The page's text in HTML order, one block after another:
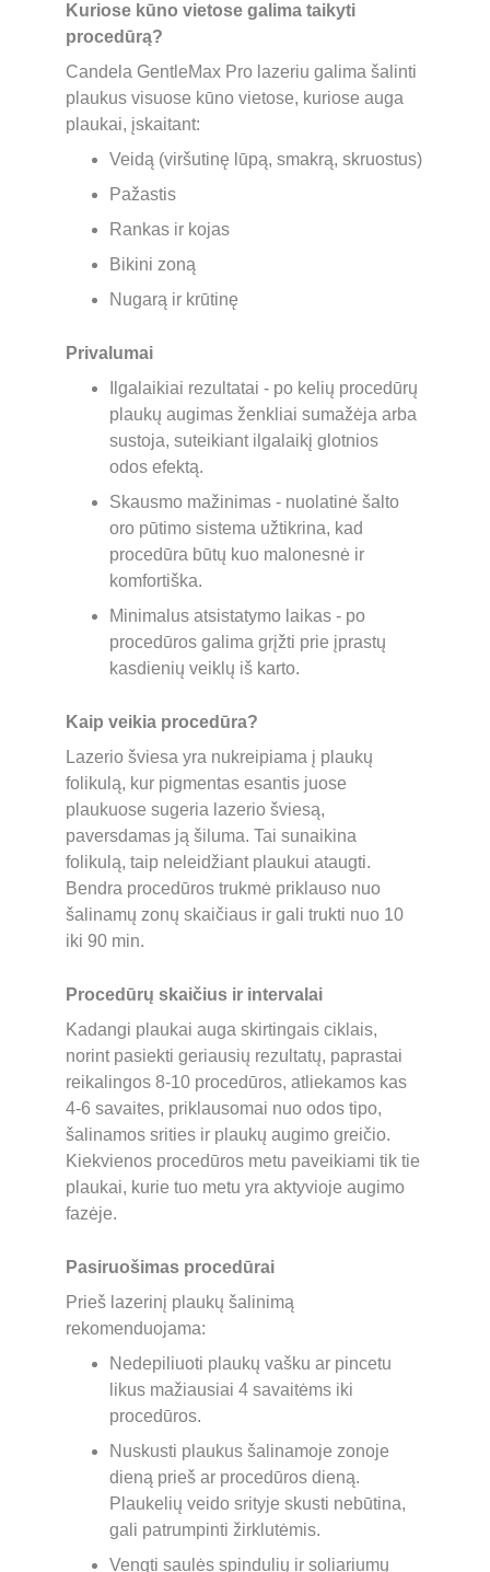
Kuriose kūno vietose galima taikyti
procedūrą?
Candela GentleMax Pro lazeriu galima šalinti
plaukus visuose kūno vietose, kuriose auga
plaukai, įskaitant:
Veidą (viršutinę lūpą, smakrą, skruostus)
Pažastis
Rankas ir kojas
Bikini zoną
Nugarą ir krūtinę
Privalumai
Ilgalaikiai rezultatai - po kelių procedūrų
plaukų augimas ženkliai sumažėja arba
sustoja, suteikiant ilgalaikį glotnios
odos efektą.
Skausmo mažinimas - nuolatinė šalto
oro pūtimo sistema užtikrina, kad
procedūra būtų kuo malonesnė ir
komfortiška.
Minimalus atsistatymo laikas - po
procedūros galima grįžti prie įprastų
kasdienių veiklų iš karto.
Kaip veikia procedūra?
Lazerio šviesa yra nukreipiama į plaukų
folikulą, kur pigmentas esantis juose
plaukuose sugeria lazerio šviesą,
paversdamas ją šiluma. Tai sunaikina
folikulą, taip neleidžiant plaukui ataugti.
Bendra procedūros trukmė priklauso nuo
šalinamų zonų skaičiaus ir gali trukti nuo 10
iki 90 min.
Procedūrų skaičius ir intervalai
Kadangi plaukai auga skirtingais ciklais,
norint pasiekti geriausių rezultatų, paprastai
reikalingos 8-10 procedūros, atliekamos kas
4-6 savaites, priklausomai nuo odos tipo,
šalinamos srities ir plaukų augimo greičio.
Kiekvienos procedūros metu paveikiami tik tie
plaukai, kurie tuo metu yra aktyvioje augimo
fazėje.
Pasiruošimas procedūrai
Prieš lazerinį plaukų šalinimą
rekomenduojama:
Nedepiliuoti plaukų vašku ar pincetu
likus mažiausiai 4 savaitėms iki
procedūros.
Nuskusti plaukus šalinamoje zonoje
dieną prieš ar procedūros dieną.
Plaukelių veido srityje skusti nebūtina,
gali patrumpinti žirklutėmis.
Vengti saulės spindulių ir soliariumų